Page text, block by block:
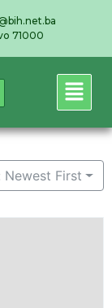
71000
Newest First